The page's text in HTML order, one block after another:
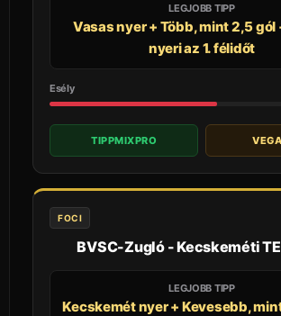
LEGJOBB TIPP
Vasas nyer + Több, mint 2,5 gól
nyeri az 1. félidőt
Esély
TIPPMIXPRO
FOCI
BVSC-Zugló - Kecskeméti
LEGJOBB TIPP
Kecskemét nyer + Kevesebb,